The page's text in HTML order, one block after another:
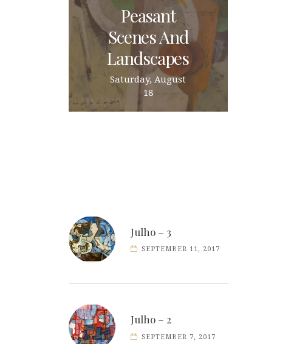
Peasant
Scenes And
Landscapes
Saturday, August
18
Julho – 3
SEPTEMBER 11, 2017
Julho – 2
SEPTEMBER 7, 2017